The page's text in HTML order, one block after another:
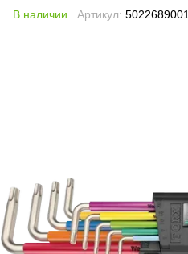
В наличии Артикул: 5022689001